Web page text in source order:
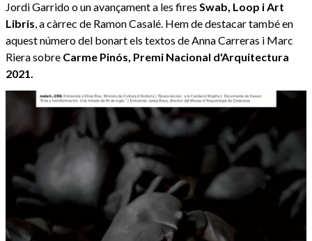
Jordi Garrido o un avançament a les fires Swab, Loop i Art
Libris, a càrrec de Ramon Casalé. Hem de destacar també en
aquest número del bonart els textos de Anna Carreras i Marc
Riera sobre Carme Pinós, Premi Nacional d'Arquitectura
2021.